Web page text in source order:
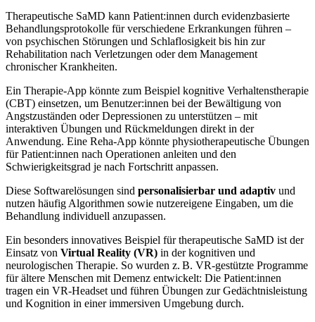
Therapeutische SaMD kann Patient:innen durch evidenzbasierte
Behandlungsprotokolle für verschiedene Erkrankungen führen –
von psychischen Störungen und Schlaflosigkeit bis hin zur
Rehabilitation nach Verletzungen oder dem Management
chronischer Krankheiten.
Ein Therapie-App könnte zum Beispiel kognitive Verhaltenstherapie
(CBT) einsetzen, um Benutzer:innen bei der Bewältigung von
Angstzuständen oder Depressionen zu unterstützen – mit
interaktiven Übungen und Rückmeldungen direkt in der
Anwendung. Eine Reha-App könnte physiotherapeutische Übungen
für Patient:innen nach Operationen anleiten und den
Schwierigkeitsgrad je nach Fortschritt anpassen.
Diese Softwarelösungen sind personalisierbar und adaptiv und
nutzen häufig Algorithmen sowie nutzereigene Eingaben, um die
Behandlung individuell anzupassen.
Ein besonders innovatives Beispiel für therapeutische SaMD ist der
Einsatz von Virtual Reality (VR) in der kognitiven und
neurologischen Therapie. So wurden z. B. VR-gestützte Programme
für ältere Menschen mit Demenz entwickelt: Die Patient:innen
tragen ein VR-Headset und führen Übungen zur Gedächtnisleistung
und Kognition in einer immersiven Umgebung durch.